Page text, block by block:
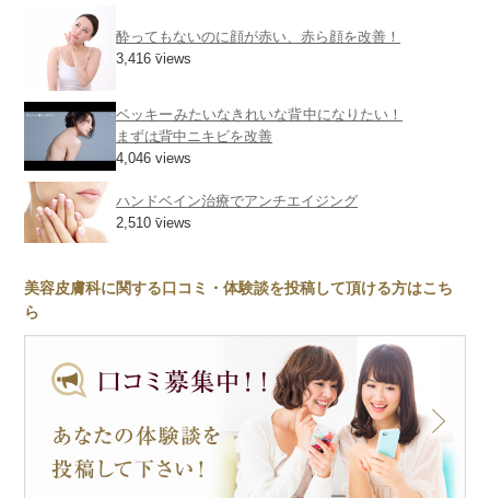
酔ってもないのに顔が赤い、赤ら顔を改善！
3,416 views
ベッキーみたいなきれいな背中になりたい！
まずは背中ニキビを改善
4,046 views
ハンドベイン治療でアンチエイジング
2,510 views
美容皮膚科に関する口コミ・体験談を投稿して頂ける方はこち
ら